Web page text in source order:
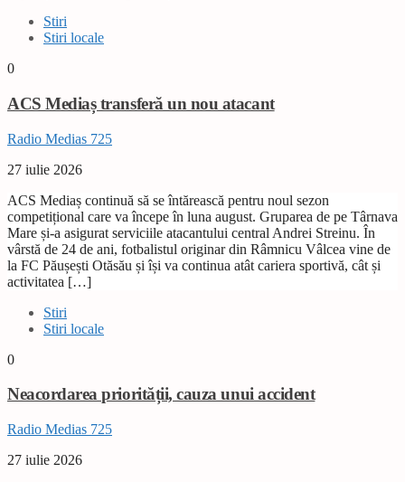
Stiri
Stiri locale
0
ACS Mediaș transferă un nou atacant
Radio Medias 725
27 iulie 2026
ACS Mediaș continuă să se întărească pentru noul sezon
competițional care va începe în luna august. Gruparea de pe Târnava
Mare și-a asigurat serviciile atacantului central Andrei Streinu. În
vârstă de 24 de ani, fotbalistul originar din Râmnicu Vâlcea vine de
la FC Păușești Otăsău și își va continua atât cariera sportivă, cât și
activitatea […]
Stiri
Stiri locale
0
Neacordarea priorității, cauza unui accident
Radio Medias 725
27 iulie 2026